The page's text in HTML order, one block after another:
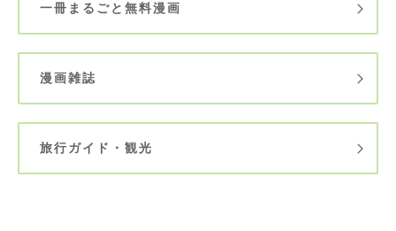
一冊まるごと無料漫画
漫画雑誌
旅行ガイド・観光